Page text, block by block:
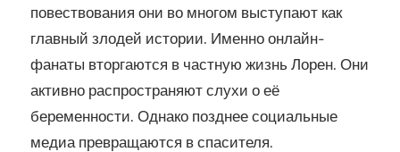
повествования они во многом выступают как
главный злодей истории. Именно онлайн-
фанаты вторгаются в частную жизнь Лорен. Они
активно распространяют слухи о её
беременности. Однако позднее социальные
медиа превращаются в спасителя.